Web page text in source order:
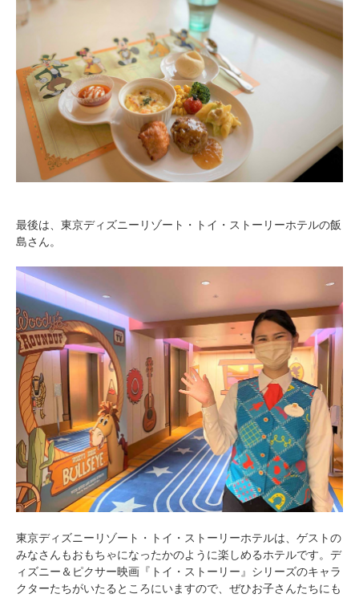
最後は、東京ディズニーリゾート・トイ・ストーリーホテルの飯
島さん。
東京ディズニーリゾート・トイ・ストーリーホテルは、ゲストの
みなさんもおもちゃになったかのように楽しめるホテルです。デ
ィズニー＆ピクサー映画『トイ・ストーリー』シリーズのキャラ
クターたちがいたるところにいますので、ぜひお子さんたちにも